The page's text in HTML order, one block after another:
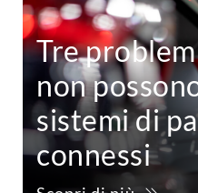
Tre
non
sistemi di
connessi